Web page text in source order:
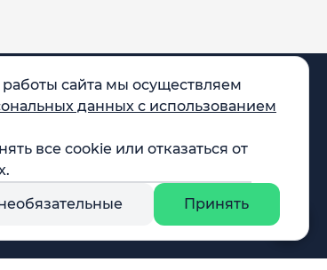
сайта мы осуществляем
данных с использованием
все cookie или отказаться от
Принять